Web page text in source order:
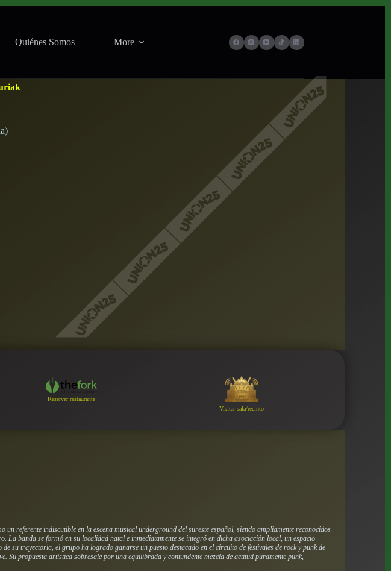
Quiénes Somos More
Reservar restaurante
Visitar sala/recinto
referente indiscutible en la escena musical underground del sureste español, siendo ampliamente reconocidos
banda se formó en su localidad natal e inmediatamente se integró en dicha asociación local, un espacio
su trayectoria, el grupo ha logrado ganarse un puesto destacado en el circuito de festivales de rock y punk de
propuesta artística sobresale por una equilibrada y contundente mezcla de actitud puramente punk,